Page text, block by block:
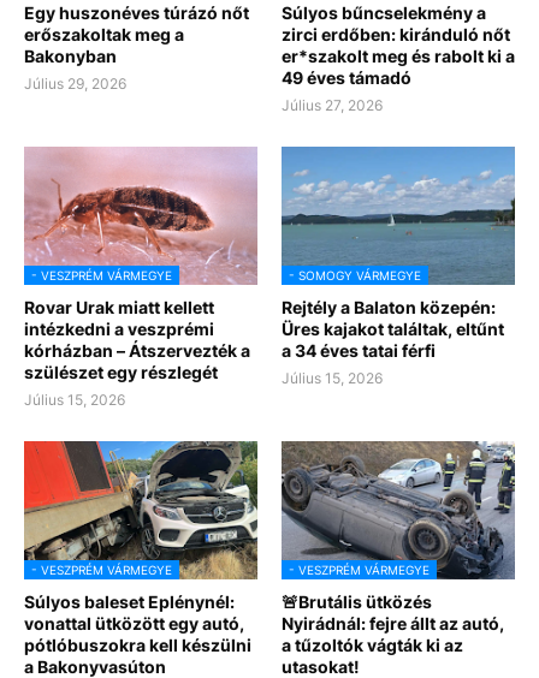
Egy huszonéves túrázó nőt
erőszakoltak meg a
Bakonyban
Július 29, 2026
Súlyos bűncselekmény a
zirci erdőben: kiránduló nőt
er*szakolt meg és rabolt ki a
49 éves támadó
Július 27, 2026
- VESZPRÉM VÁRMEGYE
Rovar Urak miatt kellett
intézkedni a veszprémi
kórházban – Átszervezték a
szülészet egy részlegét
Július 15, 2026
- SOMOGY VÁRMEGYE
Rejtély a Balaton közepén:
Üres kajakot találtak, eltűnt
a 34 éves tatai férfi
Július 15, 2026
- VESZPRÉM VÁRMEGYE
Súlyos baleset Eplénynél:
vonattal ütközött egy autó,
pótlóbuszokra kell készülni
a Bakonyvasúton
- VESZPRÉM VÁRMEGYE
🚨Brutális ütközés
Nyirádnál: fejre állt az autó,
a tűzoltók vágták ki az
utasokat!